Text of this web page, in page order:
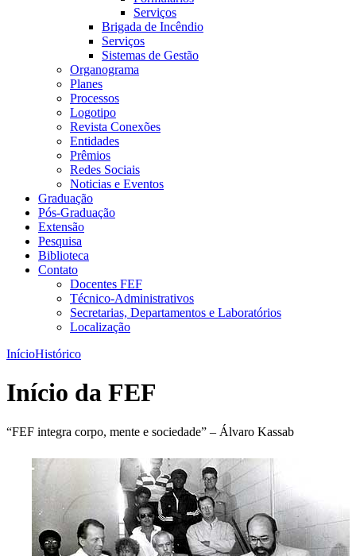
Serviços
Brigada de Incêndio
Serviços
Sistemas de Gestão
Organograma
Planes
Processos
Logotipo
Revista Conexões
Entidades
Prêmios
Redes Sociais
Noticias e Eventos
Graduação
Pós-Graduação
Extensão
Pesquisa
Biblioteca
Contato
Docentes FEF
Técnico-Administrativos
Secretarias, Departamentos e Laboratórios
Localização
InícioHistórico
Início da FEF
“FEF integra corpo, mente e sociedade” – Álvaro Kassab